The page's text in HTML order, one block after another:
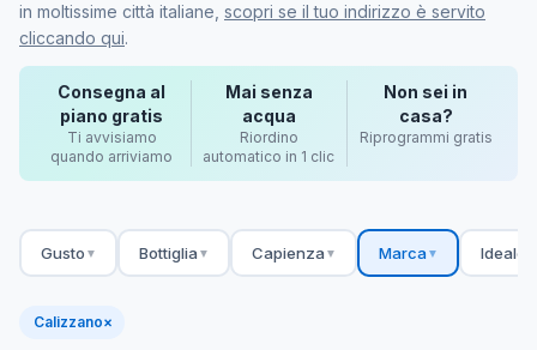
in moltissime città italiane, scopri se il tuo indirizzo è servito
cliccando qui.
Consegna al
piano gratis
Ti avvisiamo
quando arriviamo
Mai senza
acqua
Riordino
automatico in 1 clic
Non sei in
casa?
Riprogrammi gratis
Gusto ▼ Bottiglia ▼ Capienza ▼ Marca▼ Ideale
Calizzano×